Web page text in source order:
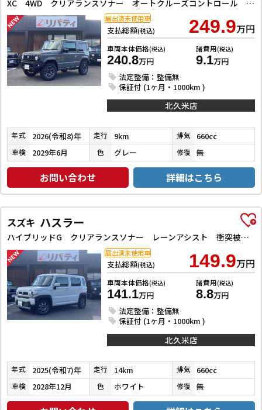
XC 4WD クリアランスソナー オートクルーズコントロール レーンアシスト 衝突被害軽減システム オートライト ヘッドライトウォッシャー スマートキー アイドリングストップ 電動格納ミラー シートヒーター
支払総額(税込) 249.9万円
車両本体価格(税込)
240.8万円
諸費用(税込)
9.1万円
法定整備：整備無
保証付 (1ヶ月・1000km )
届出済未使用車
北久米店
年式 2026(令和8)年 走行 9km 排気 660cc
車検 2029年6月 色 グレー 修復 無
お問い合わせ 詳細はこちら
スズキ ハスラー
ハイブリッドG クリアランスソナー レーンアシスト 衝突被害軽減システム オートライト スマートキー アイドリングストップ 電動格納ミラー シートヒーター CVT ESC エアコン パワーウィンドウ
支払総額(税込) 149.9万円
車両本体価格(税込)
141.1万円
諸費用(税込)
8.8万円
法定整備：整備無
保証付 (1ヶ月・1000km )
届出済未使用車
北久米店
年式 2025(令和7)年 走行 14km 排気 660cc
車検 2028年12月 色 ホワイト 修復 無